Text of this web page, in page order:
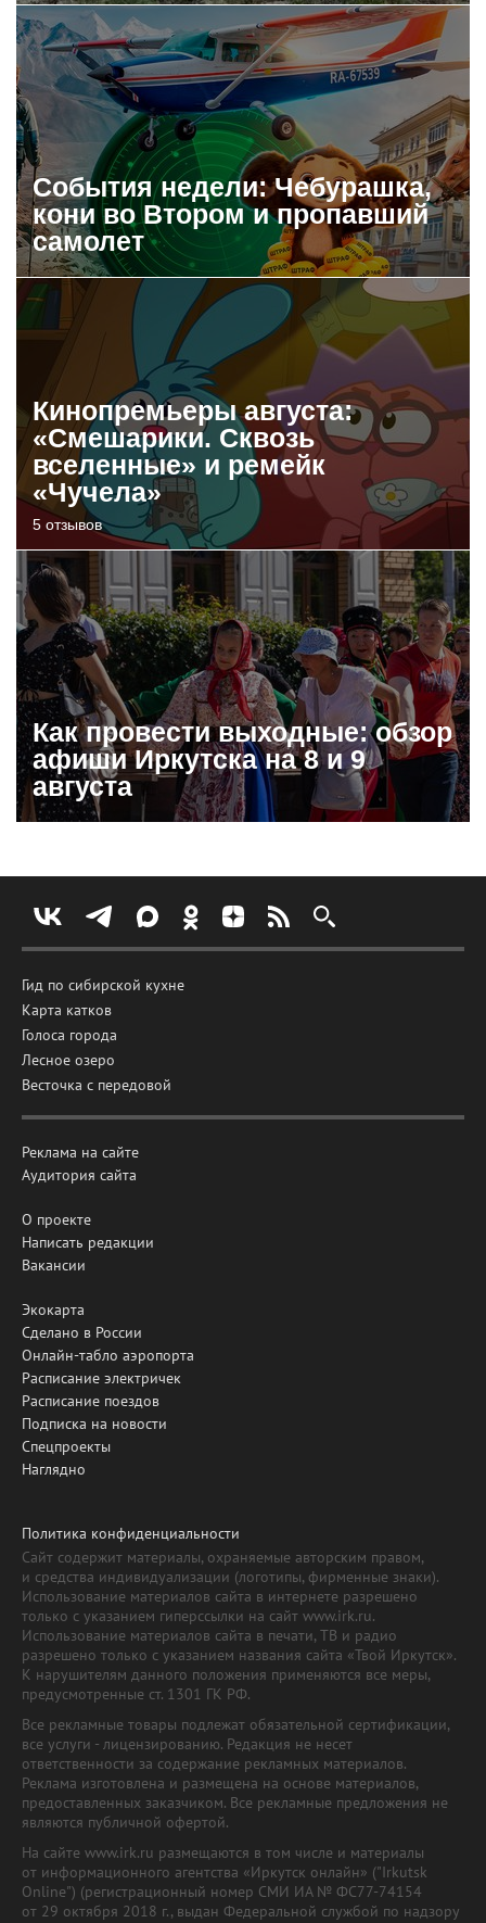
События недели: Чебурашка,
кони во Втором и пропавший
самолет
Кинопремьеры августа:
«Смешарики. Сквозь
вселенные» и ремейк
«Чучела»
5 отзывов
Как провести выходные: обзор
афиши Иркутска на 8 и 9
августа
Гид по сибирской кухне
Карта катков
Голоса города
Лесное озеро
Весточка с передовой
Реклама на сайте
Аудитория сайта
О проекте
Написать редакции
Вакансии
Экокарта
Сделано в России
Онлайн-табло аэропорта
Расписание электричек
Расписание поездов
Подписка на новости
Спецпроекты
Наглядно
Политика конфиденциальности
Сайт содержит материалы, охраняемые авторским правом,
и средства индивидуализации (логотипы, фирменные знаки).
Использование материалов сайта в интернете разрешено
только с указанием гиперссылки на сайт www.irk.ru.
Использование материалов сайта в печати, ТВ и радио
разрешено только с указанием названия сайта «Твой Иркутск».
К нарушителям данного положения применяются все меры,
предусмотренные ст. 1301 ГК РФ.
Все рекламные товары подлежат обязательной сертификации,
все услуги - лицензированию. Редакция не несет
ответственности за содержание рекламных материалов.
Реклама изготовлена и размещена на основе материалов,
предоставленных заказчиком. Все рекламные предложения не
являются публичной офертой.
На сайте www.irk.ru размещаются в том числе и материалы
от информационного агентства «Иркутск онлайн» ("Irkutsk
Online") (регистрационный номер СМИ ИА № ФС77-74154
от 29 октября 2018 г., выдан Федеральной службой по надзору